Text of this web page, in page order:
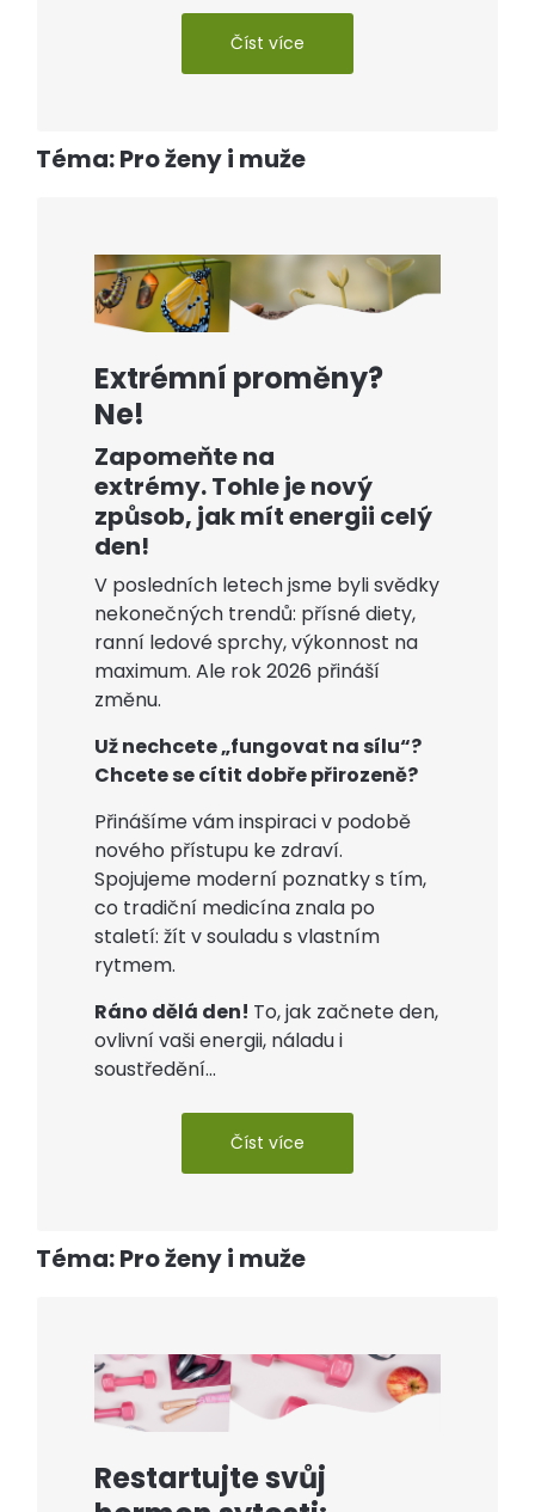
Číst více
Téma: Pro ženy i muže
Extrémní proměny?
Ne!
Zapomeňte na
extrémy. Tohle je nový
způsob, jak mít energii celý
den!
V posledních letech jsme byli svědky
nekonečných trendů: přísné diety,
ranní ledové sprchy, výkonnost na
maximum. Ale rok 2026 přináší
změnu.
Už nechcete „fungovat na sílu“?
Chcete se cítit dobře přirozeně?
Přinášíme vám inspiraci v podobě
nového přístupu ke zdraví.
Spojujeme moderní poznatky s tím,
co tradiční medicína znala po
staletí: žít v souladu s vlastním
rytmem.
Ráno dělá den! To, jak začnete den,
ovlivní vaši energii, náladu i
soustředění...
Číst více
Téma: Pro ženy i muže
Restartujte svůj